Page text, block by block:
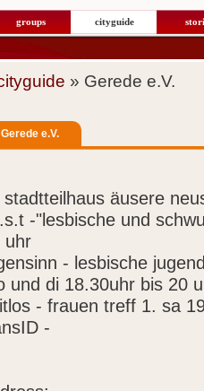
groups cityguide
» Gerede e.V.
Gerede e.V.
stadtteilhaus äusere
-"lesbische und
uhr
- lesbische
und di 18.30uhr bis 20
- frauen treff 1. sa
-